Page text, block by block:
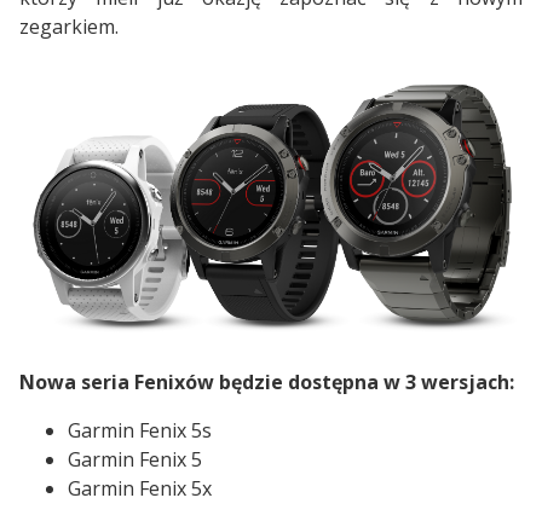
zegarkiem.
Nowa seria Fenixów będzie dostępna w 3 wersjach:
Garmin Fenix 5s
Garmin Fenix 5
Garmin Fenix 5x